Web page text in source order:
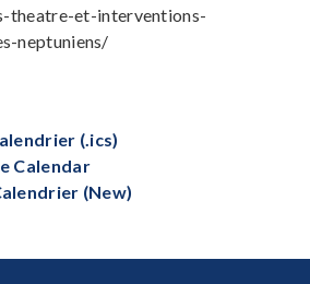
theatre-et-interventions-
neptuniens/
(.ics)
Calendar
(New)